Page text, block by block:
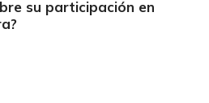
su participación en